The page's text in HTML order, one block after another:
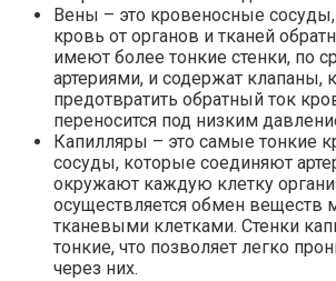
Вены – это кровеносные
кровь от органов и тканей
имеют более тонкие стенки, по
артериями, и содержат клапаны,
предотвратить обратный ток
переносится под низким
Капилляры – это самые тонкие
сосуды, которые соединяют
окружают каждую клетку
осуществляется обмен
тканевыми клетками. Стенки
тонкие, что позволяет легко
через них.